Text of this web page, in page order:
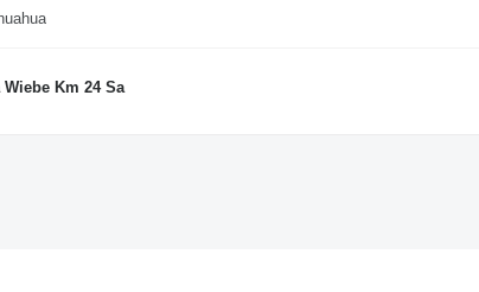
Km 24 Sa